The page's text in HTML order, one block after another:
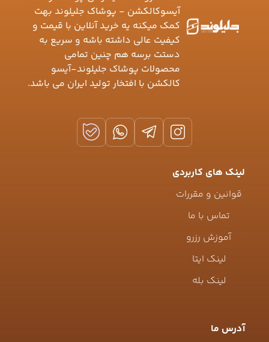
آیسوکالکشن - پوشاک جلیلوند بهت
کمک میکنه یه خرید آنلاین با قیمت و
کیفیت عالی داشته باشه و سریع به
دستت برسه هم چنین تمامی
محصولات پوشاک جلیلوند-آیسو
کالکشن با افتخار تولید ایران می باشد.
لینک های کاربردی
قوانین و مقررات
تماس با ما
آموزش رزرو
لینک ایتا
لینک بله
آدرس ما